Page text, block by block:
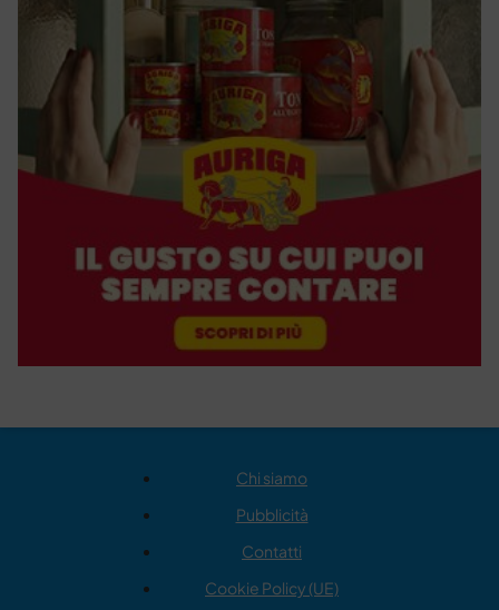
Chi siamo
Pubblicità
Contatti
Cookie Policy (UE)